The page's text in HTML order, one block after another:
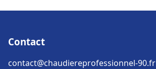
Contact
contact@chaudiereprofessionnel-90.fr